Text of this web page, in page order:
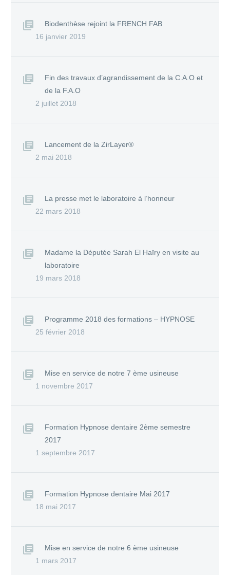
Biodenthèse rejoint la FRENCH FAB
16 janvier 2019
Fin des travaux d’agrandissement de la C.A.O et
de la F.A.O
2 juillet 2018
Lancement de la ZirLayer®
2 mai 2018
La presse met le laboratoire à l’honneur
22 mars 2018
Madame la Députée Sarah El Haïry en visite au
laboratoire
19 mars 2018
Programme 2018 des formations – HYPNOSE
25 février 2018
Mise en service de notre 7 ème usineuse
1 novembre 2017
Formation Hypnose dentaire 2ème semestre
2017
1 septembre 2017
Formation Hypnose dentaire Mai 2017
18 mai 2017
Mise en service de notre 6 ème usineuse
1 mars 2017